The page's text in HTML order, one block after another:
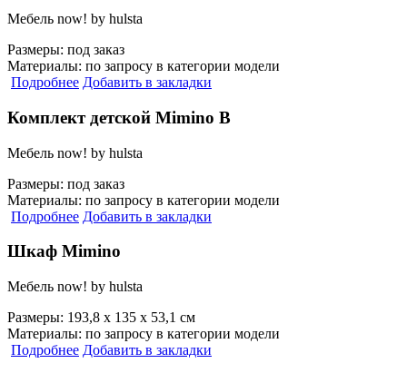
Мебель now! by hulsta
Размеры: под заказ
Материалы: по запросу в категории модели
Подробнее Добавить в закладки
Комплект детской Mimino B
Мебель now! by hulsta
Размеры: под заказ
Материалы: по запросу в категории модели
Подробнее Добавить в закладки
Шкаф Mimino
Мебель now! by hulsta
Размеры: 193,8 х 135 х 53,1 см
Материалы: по запросу в категории модели
Подробнее Добавить в закладки